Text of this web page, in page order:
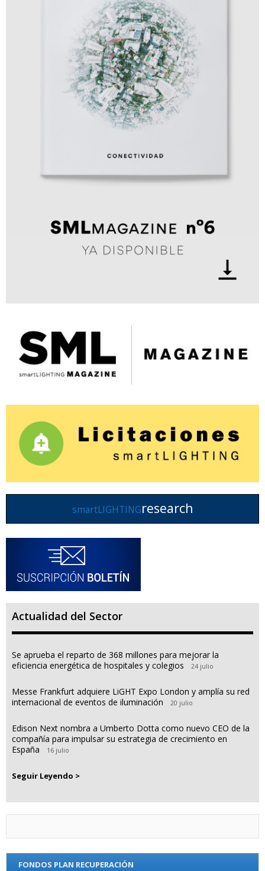
smartLIGHTINGresearch
Actualidad del Sector
Se aprueba el reparto de 368 millones para mejorar la
eficiencia energética de hospitales y colegios
24 julio
Messe Frankfurt adquiere LiGHT Expo London y amplía su red
internacional de eventos de iluminación
20 julio
Edison Next nombra a Umberto Dotta como nuevo CEO de la
compañía para impulsar su estrategia de crecimiento en
España
16 julio
Seguir Leyendo >
FONDOS PLAN RECUPERACIÓN